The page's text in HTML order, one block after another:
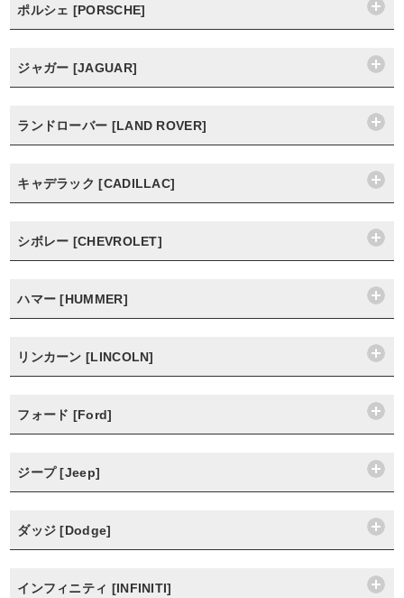
ポルシェ [PORSCHE]
ジャガー [JAGUAR]
ランドローバー [LAND ROVER]
キャデラック [CADILLAC]
シボレー [CHEVROLET]
ハマー [HUMMER]
リンカーン [LINCOLN]
フォード [Ford]
ジープ [Jeep]
ダッジ [Dodge]
インフィニティ [INFINITI]